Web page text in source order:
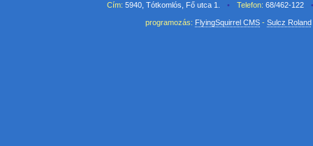
Cím: 5940, Tótkomlós, Fő utca 1. • Telefon: 68/462-122 •
programozás: FlyingSquirrel CMS- Sulcz Roland